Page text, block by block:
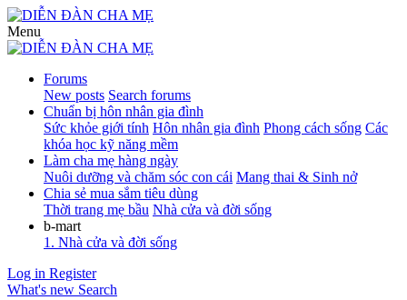
Menu
Forums
New posts Search forums
Chuẩn bị hôn nhân gia đình
Sức khỏe giới tính Hôn nhân gia đình Phong cách sống Các
khóa học kỹ năng mềm
Làm cha mẹ hàng ngày
Nuôi dưỡng và chăm sóc con cái Mang thai & Sinh nở
Chia sẻ mua sắm tiêu dùng
Thời trang mẹ bầu Nhà cửa và đời sống
b-mart
1. Nhà cửa và đời sống
Log in Register
What's new Search